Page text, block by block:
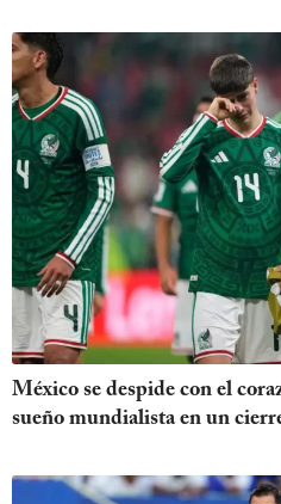
México se despide con el
sueño mundialista en un